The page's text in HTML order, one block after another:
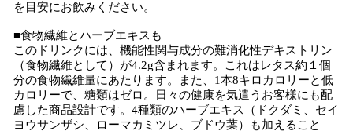
を目安にお飲みください。
■食物繊維とハーブエキスも
このドリンクには、機能性関与成分の難消化性デキストリン
（食物繊維として）が4.2g含まれます。これはレタス約１個
分の食物繊維量にあたります。また、1本8キロカロリーと低
カロリーで、糖類はゼロ。日々の健康を気遣うお客様にも配
慮した商品設計です。4種類のハーブエキス（ドクダミ、セイ
ヨウサンザシ、ローマカミツレ、ブドウ葉）も加えること